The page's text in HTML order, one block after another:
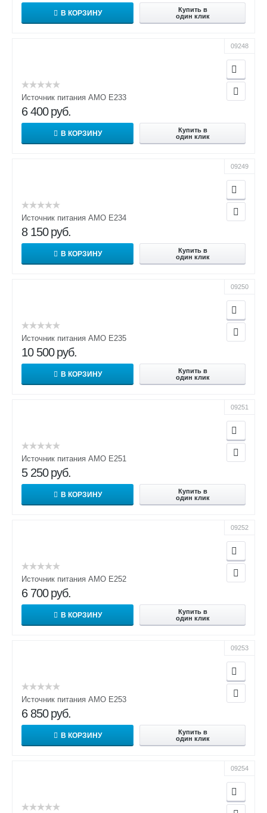
В КОРЗИНУ
Купить в
один клик
09248
Источник питания AMO E233
6 400 руб.
В КОРЗИНУ
Купить в
один клик
09249
Источник питания AMO E234
8 150 руб.
В КОРЗИНУ
Купить в
один клик
09250
Источник питания AMO E235
10 500 руб.
В КОРЗИНУ
Купить в
один клик
09251
Источник питания AMO E251
5 250 руб.
В КОРЗИНУ
Купить в
один клик
09252
Источник питания AMO E252
6 700 руб.
В КОРЗИНУ
Купить в
один клик
09253
Источник питания AMO E253
6 850 руб.
В КОРЗИНУ
Купить в
один клик
09254